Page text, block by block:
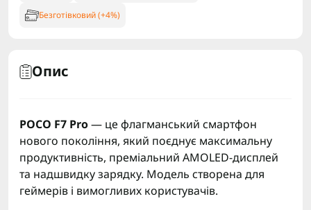
Безготівковий (+4%)
Опис
POCO F7 Pro— це флагманський смартфон
нового покоління, який поєднує максимальну
продуктивність, преміальний AMOLED-дисплей
та надшвидку зарядку. Модель створена для
геймерів і вимогливих користувачів.